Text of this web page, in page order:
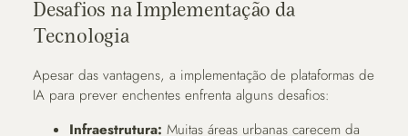
Desafios na Implementação da
Tecnologia
Apesar das vantagens, a implementação de plataformas de
IA para prever enchentes enfrenta alguns desafios:
Infraestrutura: Muitas áreas urbanas carecem da